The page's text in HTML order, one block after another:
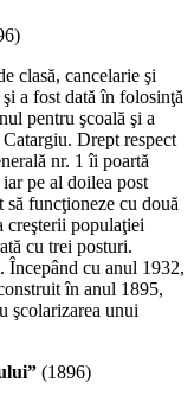
clasă, cancelarie şi
a fost dată în folosinţă
pentru şcoală şi a
Drept respect
nr. 1 îi poartă
pe al doilea post
să funcţioneze cu două
creşterii populaţiei
cu trei posturi.
Începând cu anul 1932,
în anul 1895,
şcolarizarea unui
(1896)